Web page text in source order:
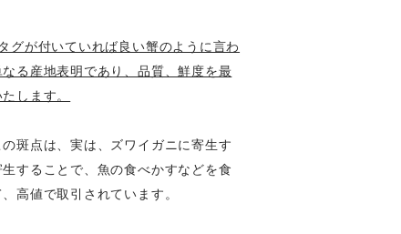
グが付いていれば良い蟹のように言わ
る産地表明であり、品質、鮮度を最
します。
斑点は、実は、ズワイガニに寄生す
することで、魚の食べかすなどを食
高値で取引されています。